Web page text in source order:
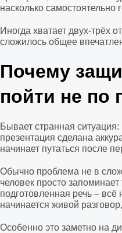
насколько самостоятельно
Иногда хватает двух-трёх
сложилось общее
Почему
пойти не по
Бывает странная
презентация сделана
начинает путаться после
Обычно проблема не в
человек просто
подготовленная речь – всё
начинается живой
Особенно это заметно на